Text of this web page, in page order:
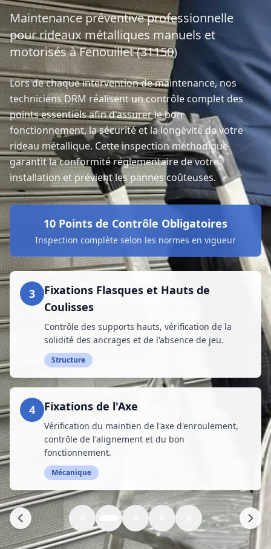
Maintenance préventive professionnelle
pour rideaux métalliques manuels et
motorisés à Fenouillet (31150)
Lors de chaque intervention de maintenance, nos
techniciens DRM réalisent un contrôle complet des
points essentiels afin d'assurer le bon
fonctionnement, la sécurité et la longévité de votre
rideau métallique. Cette inspection méthodique
garantit la conformité réglementaire de votre
installation et prévient les pannes coûteuses.
10 Points de Contrôle Obligatoires
Inspection complète selon les normes en vigueur
3
Fixations Flasques et Hauts de
Coulisses
Contrôle des supports hauts, vérification de la
solidité des ancrages et de l'absence de jeu.
Structure
4 Fixations de l'Axe
Vérification du maintien de l'axe d'enroulement,
contrôle de l'alignement et du bon
fonctionnement.
Mécanique